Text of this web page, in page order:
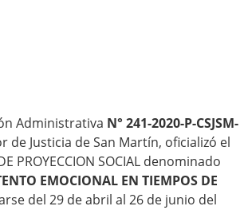
Administrativa N° 241-2020-P-CSJSM-
de Justicia de San Martín, oficializó el
PROYECCION SOCIAL denominado
EMOCIONAL EN TIEMPOS DE
del 29 de abril al 26 de junio del